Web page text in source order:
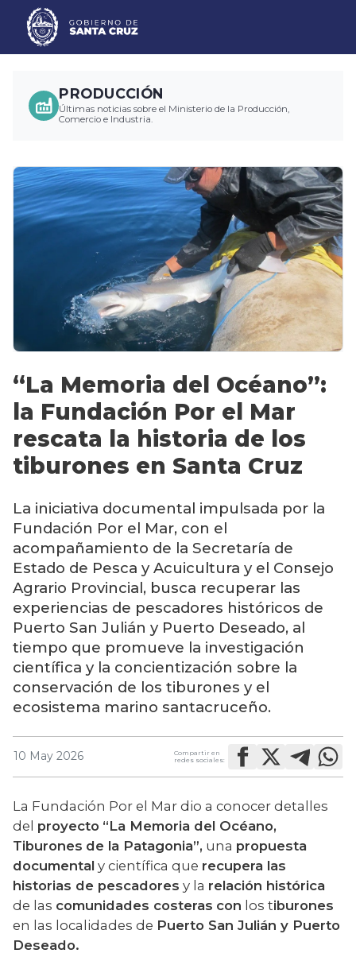
PRODUCCIÓN
Últimas noticias sobre el Ministerio de la Producción,
Comercio e Industria.
“La Memoria del Océano”:
la Fundación Por el Mar
rescata la historia de los
tiburones en Santa Cruz
La iniciativa documental impulsada por la
Fundación Por el Mar, con el
acompañamiento de la Secretaría de
Estado de Pesca y Acuicultura y el Consejo
Agrario Provincial, busca recuperar las
experiencias de pescadores históricos de
Puerto San Julián y Puerto Deseado, al
tiempo que promueve la investigación
científica y la concientización sobre la
conservación de los tiburones y el
ecosistema marino santacruceño.
10 May 2026
Compartir en
redes sociales:
La Fundación Por el Mar dio a conocer detalles
del proyecto “La Memoria del Océano,
Tiburones de la Patagonia”, una propuesta
documental y científica que recupera las
historias de pescadores y la relación histórica
de las comunidades costeras con los tiburones
en las localidades de Puerto San Julián y Puerto
Deseado.